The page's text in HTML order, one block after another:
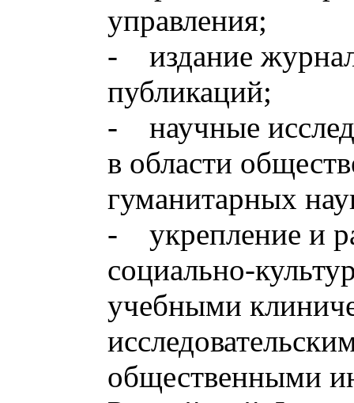
управления;
- издание
публикаций;
- научные
в области
гуманитарных
- укрепление и
социально-
учебными
общественными